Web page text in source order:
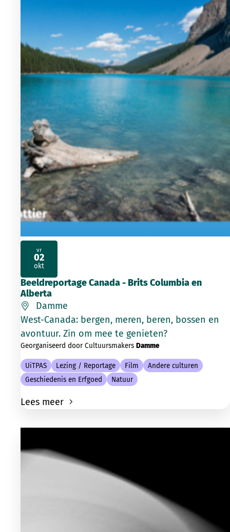
Beeldreportage Canada - Brits Columbia en
Alberta
Damme
West-Canada: bergen, meren, beren, bossen en
avontuur. Zin om mee te genieten?
Georganiseerd door Cultuursmakers Damme
UiTPAS Lezing / Reportage Film
Andere culturen
Geschiedenis en Erfgoed
Natuur
Lees meer
vr
02
okt
2026